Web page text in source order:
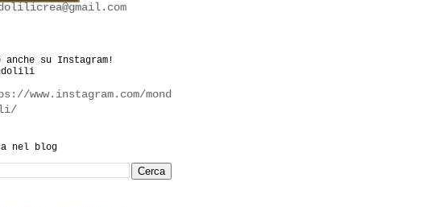
anche su Instagram!
www.instagram.com/mond
nel blog